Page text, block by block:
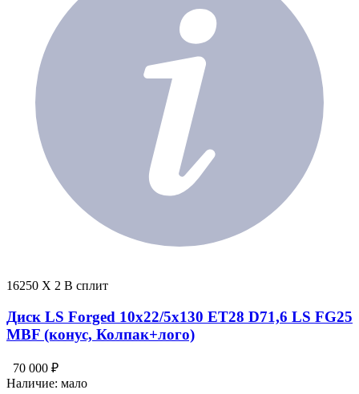
16250 X 2 В сплит
Диск LS Forged 10x22/5x130 ET28 D71,6 LS FG25
MBF (конус, Колпак+лого)
70 000 ₽
Наличие: мало